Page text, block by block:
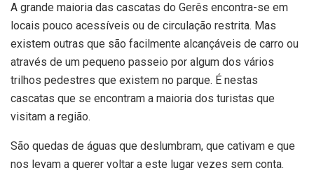
A grande maioria das cascatas do Gerês encontra-se em
locais pouco acessíveis ou de circulação restrita. Mas
existem outras que são facilmente alcançáveis de carro ou
através de um pequeno passeio por algum dos vários
trilhos pedestres que existem no parque. É nestas
cascatas que se encontram a maioria dos turistas que
visitam a região.
São quedas de águas que deslumbram, que cativam e que
nos levam a querer voltar a este lugar vezes sem conta.